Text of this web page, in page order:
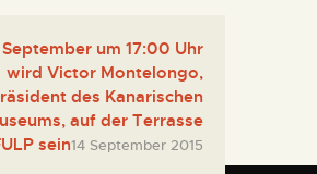
September um 17:00 Uhr
wird Victor Montelongo,
des Kanarischen
auf der Terrasse
sein14 September 2015